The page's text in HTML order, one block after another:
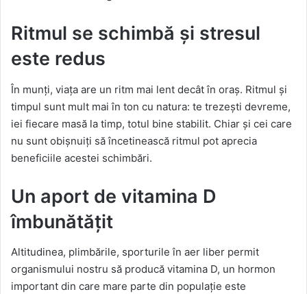
Ritmul se schimbă și stresul
este redus
În munți, viața are un ritm mai lent decât în oraș. Ritmul și
timpul sunt mult mai în ton cu natura: te trezești devreme,
iei fiecare masă la timp, totul bine stabilit. Chiar și cei care
nu sunt obișnuiți să încetinească ritmul pot aprecia
beneficiile acestei schimbări.
Un aport de vitamina D
îmbunătățit
Altitudinea, plimbările, sporturile în aer liber permit
organismului nostru să producă vitamina D, un hormon
important din care mare parte din populație este